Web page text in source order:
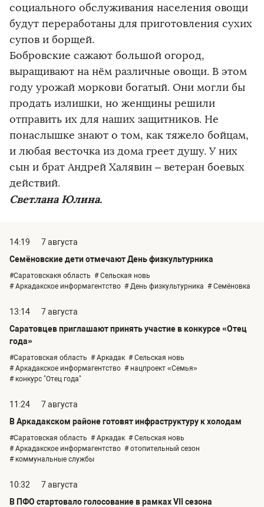
социального обслуживания населения овощи
будут переработаны для приготовления сухих
супов и борщей.
Бобровские сажают большой огород,
выращивают на нём различные овощи. В этом
году урожай моркови богатый. Они могли бы
продать излишки, но женщины решили
отправить их для наших защитников. Не
понаслышке знают о том, как тяжело бойцам,
и любая весточка из дома греет душу. У них
сын и брат Андрей Халявин – ветеран боевых
действий.
Светлана Юлина.
14:19
7 августа
Семёновские дети отмечают День физкультурника
#Саратовскакя область # Сельская новь
# Аркадакское информагентство # День физкультурника # Семёновка
13:14
7 августа
Саратовцев приглашают принять участие в конкурсе «Отец
года»
#Саратовская область # Аркадак # Сельская новь
# Аркадакское информагентство # нацпроект «Семья»
# конкурс "Отец года"
11:24
7 августа
В Аркадакском районе готовят инфраструктуру к холодам
#Саратовская область # Аркадак # Сельская новь
# Аркадакское информагентство # отопительный сезон
# коммунальные службы
10:32
7 августа
В ПФО стартовало голосование в рамках VII сезона